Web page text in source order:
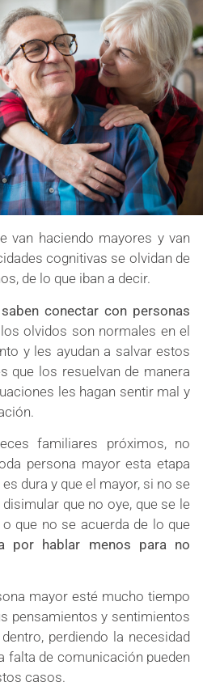
van haciendo mayores y van
cognitivas se olvidan de
de lo que iban a decir.
conectar con personas
olvidos son normales en el
y les ayudan a salvar estos
que los resuelvan de manera
les hagan sentir mal y
familiares próximos, no
persona mayor esta etapa
dura y que el mayor, si no se
que no oye, que se le
que no se acuerda de lo que
por hablar menos para no
mayor esté mucho tiempo
pensamientos y sentimientos
perdiendo la necesidad
falta de comunicación pueden
casos.